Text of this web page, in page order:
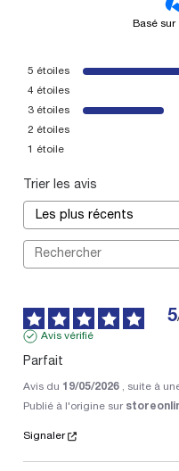
Basé sur
5 étoiles
4 étoiles
3 étoiles
2 étoiles
1 étoile
Trier les avis
5
Avis vérifié
Parfait
Avis du 19/05/2026 , suite à
Publié à l'origine sur
Signaler